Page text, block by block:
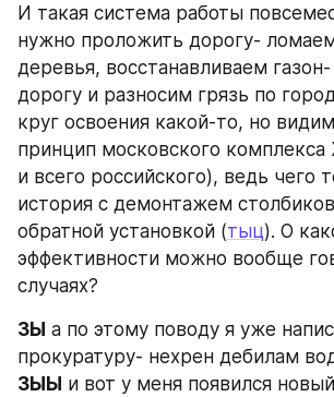
И такая система работы
нужно проложить дорогу-
деревья, восстанавливаем
дорогу и разносим грязь по
круг освоения какой-то, но
принцип московского
и всего российского), ведь чего
история с демонтажем
обратной установкой (тыц). О
эффективности можно вообще
случаях?
ЗЫ а по этому поводу я уже
прокуратуру- нехрен дебилам
ЗЫЫ и вот у меня появился